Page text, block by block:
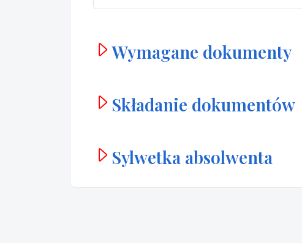
Wymagane dokumenty
Składanie dokumentów
Sylwetka absolwenta